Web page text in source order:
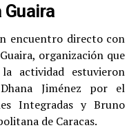
encuentro directo con
organización que
actividad estuvieron
Jiménez por el
Integradas y Bruno
de Caracas.